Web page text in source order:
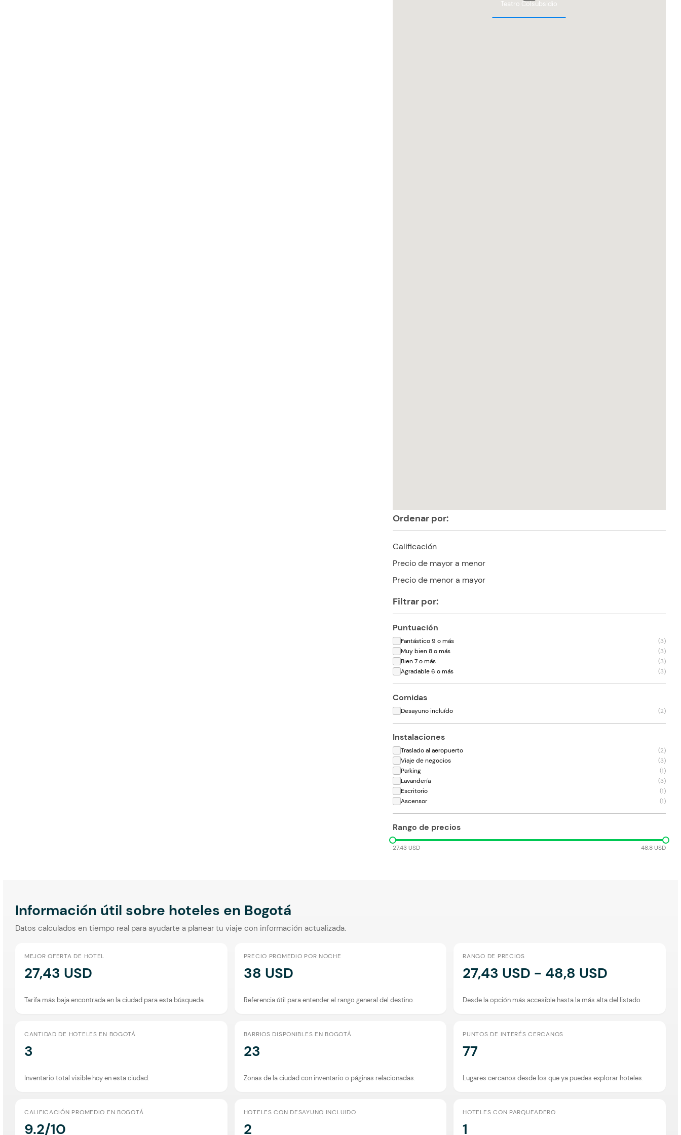
Teatro Colsubsidio
Ordenar por:
Calificación
Precio de mayor a menor
Precio de menor a mayor
Filtrar por:
Puntuación
Fantástico 9 o más (3)
Muy bien 8 o más
(3)
Bien 7 o más
(3)
Agradable 6 o más
(3)
Comidas
Desayuno incluído (2)
Instalaciones
Traslado al aeropuerto (2)
Viaje de negocios
(3)
Parking
(1)
Lavandería
(3)
Escritorio
(1)
Ascensor
(1)
Rango de precios
27,43 USD 48,8 USD
Información útil sobre hoteles en Bogotá
Datos calculados en tiempo real para ayudarte a planear tu viaje con información actualizada.
MEJOR OFERTA DE HOTEL
27,43 USD
Tarifa más baja encontrada en la ciudad para esta búsqueda.
PRECIO PROMEDIO POR NOCHE
38 USD
Referencia útil para entender el rango general del destino.
RANGO DE PRECIOS
27,43 USD - 48,8 USD
Desde la opción más accesible hasta la más alta del listado.
CANTIDAD DE HOTELES EN BOGOTÁ
3
Inventario total visible hoy en esta ciudad.
BARRIOS DISPONIBLES EN BOGOTÁ
23
Zonas de la ciudad con inventario o páginas relacionadas.
PUNTOS DE INTERÉS CERCANOS
77
Lugares cercanos desde los que ya puedes explorar hoteles.
CALIFICACIÓN PROMEDIO EN BOGOTÁ
9.2/10
HOTELES CON DESAYUNO INCLUIDO
2
HOTELES CON PARQUEADERO
1